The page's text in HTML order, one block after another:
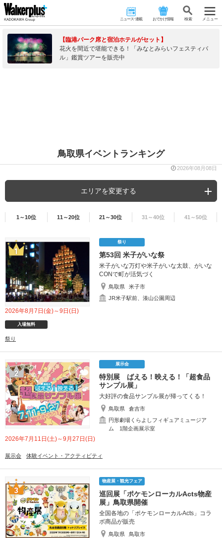
ニュース･連載 おでかけ情報 検 索 メニュー
【臨港パーク席と宿泊ホテルがセット】
花火を間近で堪能できる！「みなとみらいフェスティバ
ル」鑑賞ツアーを販売中
鳥取県イベントランキング
2026年08月08日
エリアを変更する
1～10位 11～20位 21～30位 31～40位 41～50位
祭り
第53回 米子がいな祭
米子がいな万灯や米子がいな太鼓、がいな
CONで町が活気づく
鳥取県
米子市
JR米子駅前、湊山公園周辺
2026年8月7日(金)～9日(日)
入場無料
祭り
展示会
特別展 ばえる！映える！「超食品
サンプル展」
大好評の食品サンプル展が帰ってくる！
鳥取県
倉吉市
円形劇場くらよしフィギュアミュージア
ム 1階企画展示室
2026年7月11日(土)～9月27日(日)
展示会 体験イベント・アクティビティ
物産展・観光フェア
巡回展「ポケモンローカルActs物産
展」鳥取県開催
全国各地の「ポケモンローカルActs」コラ
ボ商品が販売
鳥取県
鳥取市